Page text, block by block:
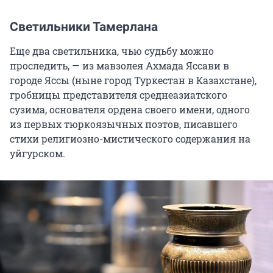
Светильники Тамерлана
Еще два светильника, чью судьбу можно
проследить, — из мавзолея Ахмада Яссави в
городе Яссы (ныне город Туркестан в Казахстане),
гробницы представителя среднеазиатского
сузима, основателя ордена своего имени, одного
из первых тюркоязычных поэтов, писавшего
стихи религиозно-мистического содержания на
уйгурском.